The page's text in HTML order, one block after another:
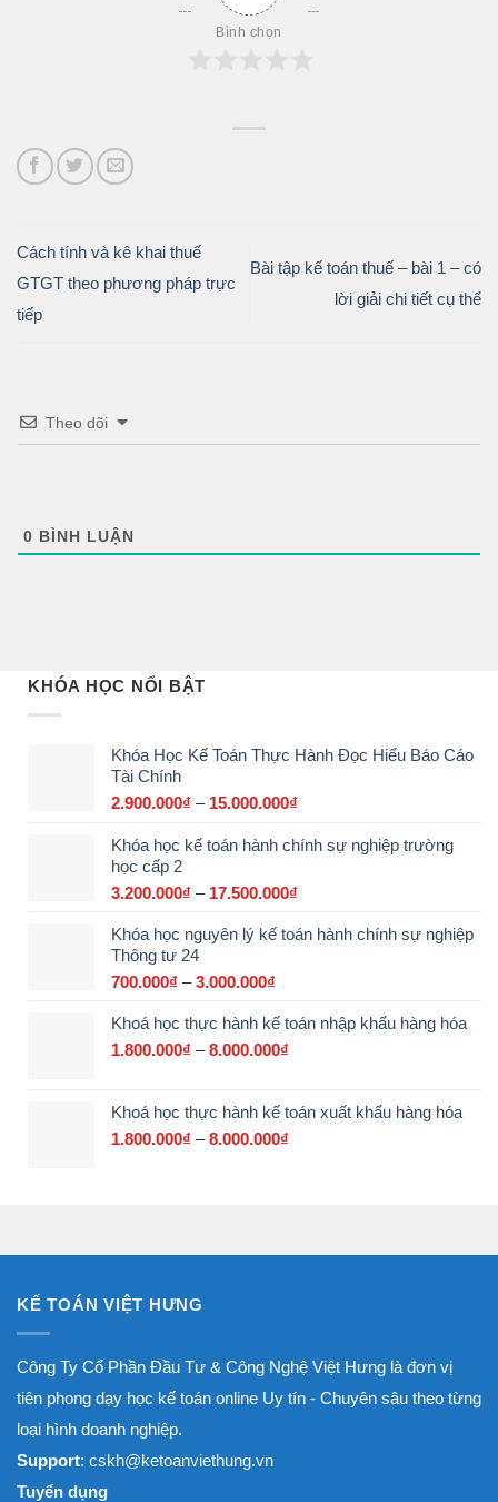
Bình chọn
Cách tính và kê khai thuế
GTGT theo phương pháp trực
tiếp
Bài tập kế toán thuế – bài 1 – có
lời giải chi tiết cụ thể
Theo dõi
0 BÌNH LUẬN
KHÓA HỌC NỔI BẬT
Khóa Học Kế Toán Thực Hành Đọc Hiểu Báo Cáo
Tài Chính
2.900.000₫ – 15.000.000₫
từ
Khóa học kế toán hành chính sự nghiệp trường
học cấp 2
3.200.000₫ – 17.500.000₫
từ
Khóa học nguyên lý kế toán hành chính sự nghiệp
Thông tư 24
700.000₫ – 3.000.000₫
từ
700.000₫
Khoá học thực hành kế toán nhập khẩu hàng hóa
1.800.000₫ – 8.000.000₫
1.800.000₫
Khoá học thực hành kế toán xuất khẩu hàng hóa
1.800.000₫ – 8.000.000₫
KẾ TOÁN VIỆT HƯNG
Công Ty Cổ Phần Đầu Tư & Công Nghệ Việt Hưng là đơn vị
tiên phong dạy học kế toán online Uy tín - Chuyên sâu theo từng
loại hình doanh nghiệp.
Support: cskh@ketoanviethung.vn
Tuyển dụng